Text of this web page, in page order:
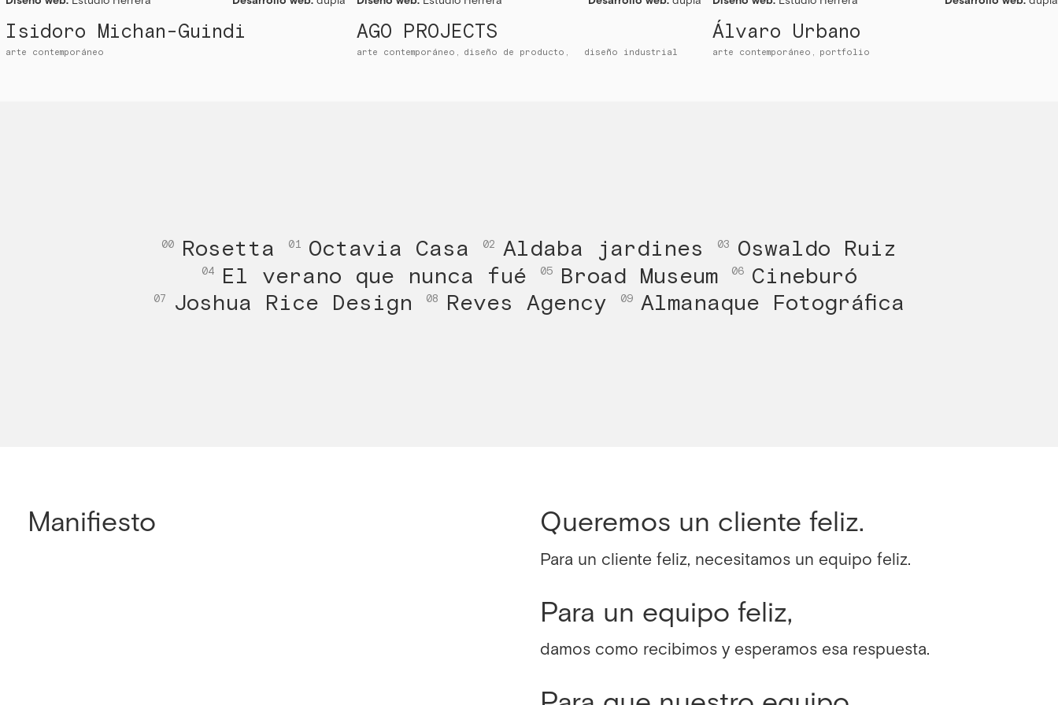
Isidoro Michan-Guindi
arte contemporáneo
AGO PROJECTS
arte contemporáneo diseño de producto diseño industrial
Álvaro Urbano
arte contemporáneo portfolio
00 Rosetta 01 Octavia Casa 02 Aldaba jardines 03 Oswaldo Ruiz
04 El verano que nunca fué 05 Broad Museum 06 Cineburó
07 Joshua Rice Design 08 Reves Agency 09 Almanaque Fotográfica
Manifiesto Queremos un cliente feliz.
Para un cliente feliz, necesitamos un equipo feliz.
Para un equipo feliz,
damos como recibimos y esperamos esa respuesta.